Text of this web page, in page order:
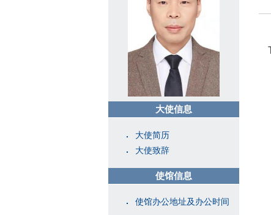
大使信息
大使简历
大使致辞
使馆信息
使馆办公地址及办公时间